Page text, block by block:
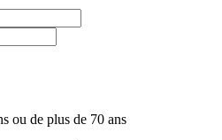
ou de plus de 70 ans